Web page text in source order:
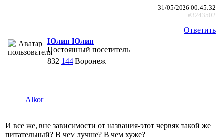
31/05/2026 00:45:32
#3243502
Ответить
Юлия Юлия
Постоянный посетитель
832 144 Воронеж
Alkor
И все же, вне зависимости от названия-этот червяк такой же
питательный? В чем лучше? В чем хуже?